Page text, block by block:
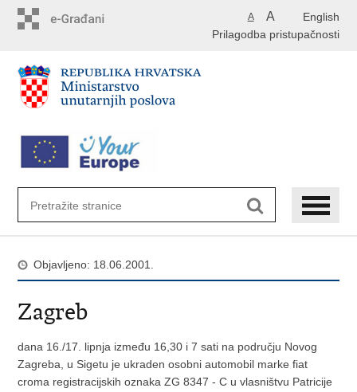
English
A A
Prilagodba pristupačnosti
Objavljeno: 18.06.2001.
Zagreb
dana 16./17. lipnja između 16,30 i 7 sati na području Novog
Zagreba, u Sigetu je ukraden osobni automobil marke fiat
croma registracijskih oznaka ZG 8347 - C u vlasništvu Patricije